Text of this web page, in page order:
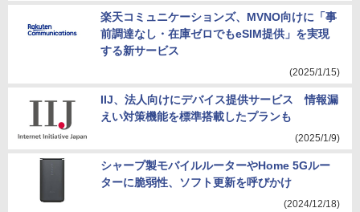
楽天コミュニケーションズ、MVNO向けに「事
前調達なし・在庫ゼロでもeSIM提供」を実現
する新サービス
(2025/1/15)
IIJ、法人向けにデバイス提供サービス 情報漏
えい対策機能を標準搭載したプランも
(2025/1/9)
シャープ製モバイルルーターやHome 5Gルー
ターに脆弱性、ソフト更新を呼びかけ
(2024/12/18)